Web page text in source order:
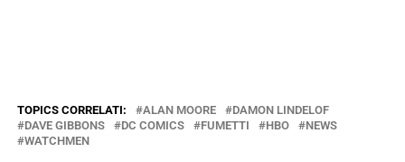
TOPICS CORRELATI: ALAN MOORE
DAMON LINDELOF
DAVE GIBBONS
DC COMICS FUMETTI HBO
NEWS
WATCHMEN